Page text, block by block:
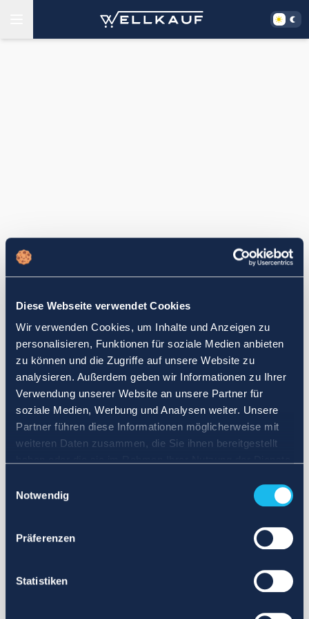
Diese Webseite verwendet Cookies
Wir verwenden Cookies, um Inhalte und Anzeigen zu
personalisieren, Funktionen für soziale Medien anbieten
zu können und die Zugriffe auf unsere Website zu
analysieren. Außerdem geben wir Informationen zu Ihrer
Verwendung unserer Website an unsere Partner für
soziale Medien, Werbung und Analysen weiter. Unsere
Partner führen diese Informationen möglicherweise mit
weiteren Daten zusammen, die Sie ihnen bereitgestellt
Notwendig
Präferenzen
Statistiken